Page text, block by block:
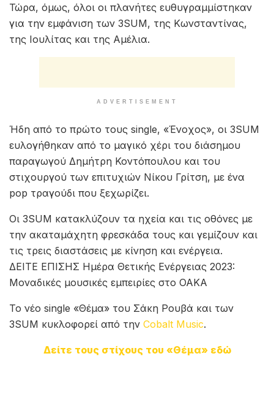
Τώρα, όμως, όλοι οι πλανήτες ευθυγραμμίστηκαν
για την εμφάνιση των 3SUM, της Κωνσταντίνας,
της Ιουλίτας και της Αμέλια.
ADVERTISEMENT
Ήδη από το πρώτο τους single, «Ένοχος», οι 3SUM
ευλογήθηκαν από το μαγικό χέρι του διάσημου
παραγωγού Δημήτρη Κοντόπουλου και του
στιχουργού των επιτυχιών Νίκου Γρίτση, με ένα
pop τραγούδι που ξεχωρίζει.
Οι 3SUM κατακλύζουν τα ηχεία και τις οθόνες με
την ακαταμάχητη φρεσκάδα τους και γεμίζουν και
τις τρεις διαστάσεις με κίνηση και ενέργεια.
ΔΕΙΤΕ ΕΠΙΣΗΣ Ημέρα Θετικής Ενέργειας 2023:
Μοναδικές μουσικές εμπειρίες στο ΟΑΚΑ
Το νέο single «Θέμα» του Σάκη Ρουβά και των
3SUM κυκλοφορεί από την Cobalt Music.
Δείτε τους στίχους του «Θέμα» εδώ